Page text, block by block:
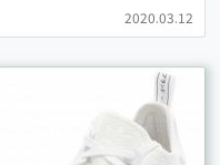
2020.03.12